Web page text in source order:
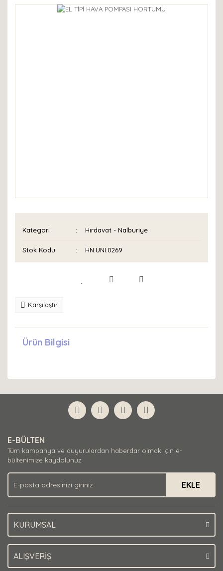
Kategori Hırdavat - Nalburiye
Stok Kodu HN.UNI.0269
Karşılaştır
Ürün Bilgisi
E-BÜLTEN
Tüm kampanya ve duyurulardan haberdar olmak için e-
bültenimize kaydolunuz.
EKLE
KURUMSAL
ALIŞVERİŞ